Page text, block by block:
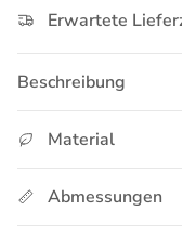
Erwartete
Beschreibung
Material
Abmessungen